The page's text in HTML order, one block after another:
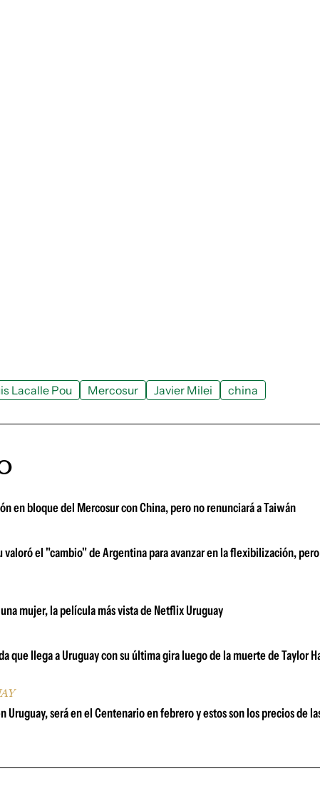
Lacalle Pou Mercosur Javier Milei china
en bloque del Mercosur con China, pero no renunciará a Taiwán
valoró el "cambio" de Argentina para avanzar en la flexibilización,
mujer, la película más vista de Netflix Uruguay
que llega a Uruguay con su última gira luego de la muerte de Taylor
Uruguay, será en el Centenario en febrero y estos son los precios de